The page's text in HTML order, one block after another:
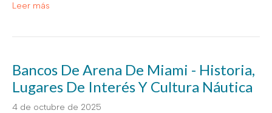
Leer más
Bancos De Arena De Miami - Historia,
Lugares De Interés Y Cultura Náutica
4 de octubre de 2025